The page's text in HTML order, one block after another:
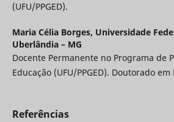
(UFU/PPGED).
Maria Célia Borges, Universidade
Uberlândia – MG
Docente Permanente no Programa de
Educação (UFU/PPGED). Doutorado em
Referências